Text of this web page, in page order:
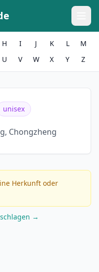
H I J K L
M
U V W X Y Z
unisex
Chongzheng
Herkunft oder
→